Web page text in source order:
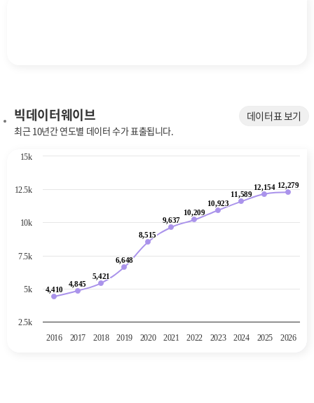
빅데이터웨이브
최근 10년간 연도별 데이터 수가 표출됩니다.
데이터표 보기
Chart
The chart has 1 X axis displaying categories.
The chart has 1 Y axis displaying values. Data ranges from 4410 to
4,410
4,410
4,845
4,845
5,421
5,421
6,648
6,648
8,515
8,515
9,637
9,637
10,209
10,209
10,923
10,923
11,589
11,589
12,154
12,154 12,279
12,279
2016 2017 2018 2019 2020 2021 2022 2023 2024 2025 2026
2.5k
5k
7.5k
10k
12.5k
15k